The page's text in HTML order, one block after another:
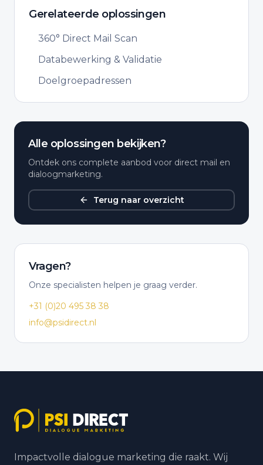
Gerelateerde oplossingen
360° Direct Mail Scan
Databewerking & Validatie
Doelgroepadressen
Alle oplossingen bekijken?
Ontdek ons complete aanbod voor direct mail en
dialoogmarketing.
Terug naar overzicht
Vragen?
Onze specialisten helpen je graag verder.
+31 (0)20 495 38 38
info@psidirect.nl
Impactvolle dialogue marketing die raakt. Wij